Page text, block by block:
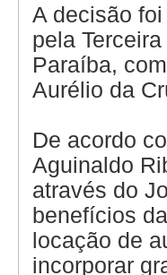
A decisão
pela
Paraíba,
Aurélio da
De acordo
Aguinaldo
através do
benefícios
locação de
incorporar